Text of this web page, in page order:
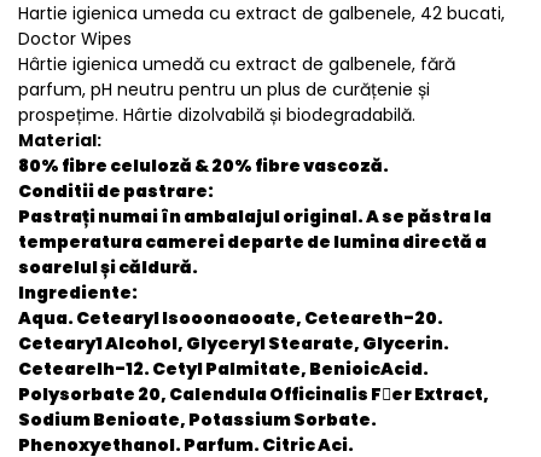
Hartie igienica umeda cu extract de galbenele, 42 bucati,
Doctor Wipes
Hârtie igienica umedă cu extract de galbenele, fără
parfum, pH neutru pentru un plus de curățenie și
prospețime. Hârtie dizolvabilă și biodegradabilă.
Material:
80% fibre celuloză & 20% fibre vascoză.
Conditii de pastrare:
Pastrați numai în ambalajul original. A se păstra la
temperatura camerei departe de lumina directă a
soarelul și căldură.
Ingrediente:
Aqua. Cetearyl lsooonaooate, Ceteareth-20.
Ceteary1 Alcohol, Glyceryl Stearate, Glycerin.
Cetearelh-12. Cetyl Palmitate, BenioicAcid.
Polysorbate 20, Calendula Officinalis F􀁱er Extract,
Sodium Benioate, Potassium Sorbate.
Phenoxyethanol. Parfum. Citric Aci.